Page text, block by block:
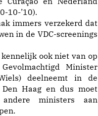
10-’10).
immers verzekerd dat
in de VDC-screenings
ook niet van op
Minister
deelneemt in de
Haag en dus moet
ministers aan